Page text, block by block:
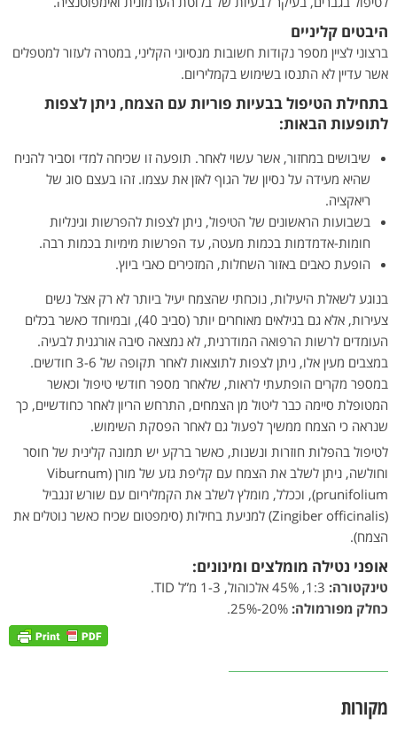
היבטים קליניים
ברצוני לציין מספר נקודות חשובות מנסיוני הקליני, במטרה לעזור למטפלים
אשר עדיין לא התנסו בשימוש בקמליריום.
בתחילת הטיפול בבעיות פוריות עם הצמח, ניתן לצפות
לתופעות הבאות:
שיבושים במחזור, אשר עשוי לאחר. תופעה זו שכיחה למדי וסביר להניח
שהיא מעידה על נסיון של הגוף לאזן את עצמו. זהו בעצם סוג של
ריאקציה.
בשבועות הראשונים של הטיפול, ניתן לצפות להפרשות וגינליות
חומות-אדמדמות בכמות מעטה, עד הפרשות מימיות בכמות רבה.
הופעת כאבים באזור השחלות, המזכירים כאבי ביוץ.
בנוגע לשאלת היעילות, נוכחתי שהצמח יעיל ביותר לא רק אצל נשים
צעירות, אלא גם בגילאים מאוחרים יותר (סביב 40), ובמיוחד כאשר בכלים
העומדים לרשות הרפואה המודרנית, לא נמצאה סיבה אורגנית לבעיה.
במצבים מעין אלו, ניתן לצפות לתוצאות לאחר תקופה של 3-6 חודשים.
במספר מקרים הופתעתי לראות, שלאחר מספר חודשי טיפול וכאשר
המטופלת סיימה כבר ליטול מן הצמחים, התרחש הריון לאחר כחודשיים, כך
שנראה כי הצמח ממשיך לפעול גם לאחר הפסקת השימוש.
לטיפול בהפלות חוזרות ונשנות, כאשר ברקע יש תמונה קלינית של חוסר
וחולשה, ניתן לשלב את הצמח עם קליפת גזע של מורן (Viburnum
prunifolium), וככלל, מומלץ לשלב את הקמליריום עם שורש זנגביל
(Zingiber officinalis) למניעת בחילות (סימפטום שכיח כאשר נוטלים את
הצמח).
אופני נטילה מומלצים ומינונים:
טינקטורה:
כחלק מפורמולה:
מקורות